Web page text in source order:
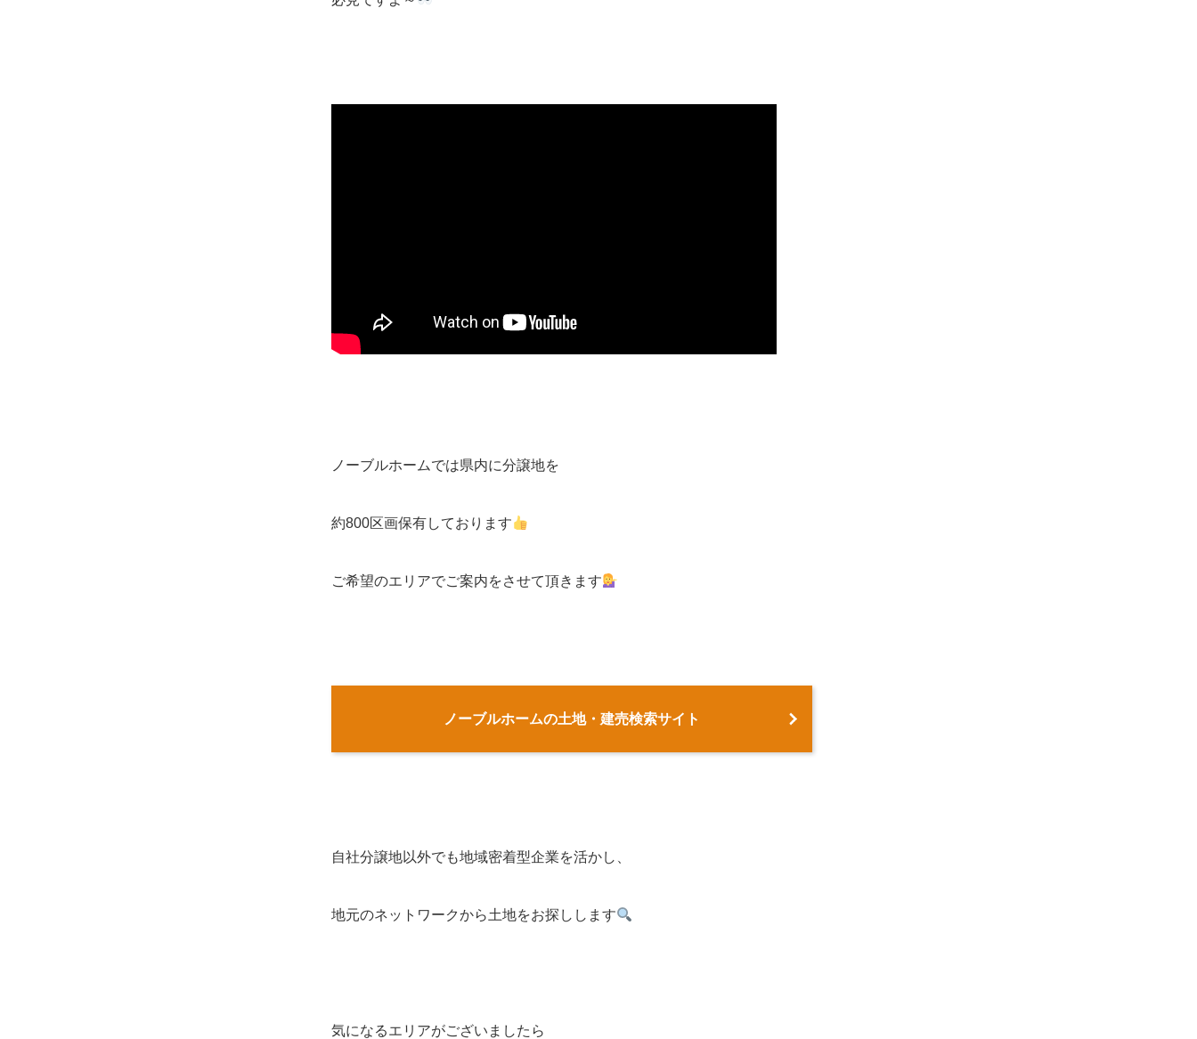
ノーブルホームでは県内に分譲地を
約800区画保有しております
ご希望のエリアでご案内をさせて頂きます
ノーブルホームの土地・建売検索サイト
自社分譲地以外でも地域密着型企業を活かし、
地元のネットワークから土地をお探しします
気になるエリアがございましたら